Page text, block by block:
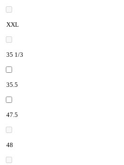
XXL
35 1/3
35.5
47.5
48